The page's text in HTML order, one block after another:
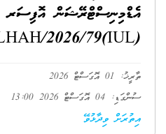
އެޑްމިނިސްޓްރޭޝަން
(IUL)LHAH/LHAH/2026/79 އާ ގުޅޭ
ތާރީޚު: 01 އޮގަސްޓް 2026
ސުންގަޑި: 04 އޮގަސްޓް 2026 13:00
އިތުރަށް ވިދާޅުވޭ